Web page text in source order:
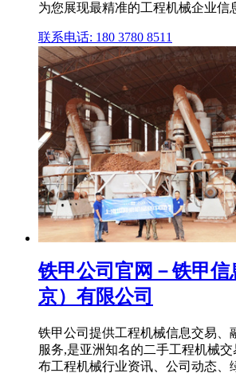
为您展现最精准的工程机械企业信
联系电话: 180 3780 8511
铁甲公司官网－铁甲信
京）有限公司
铁甲公司提供工程机械信息交易、
服务,是亚洲知名的二手工程机械
布工程机械行业资讯、公司动态、